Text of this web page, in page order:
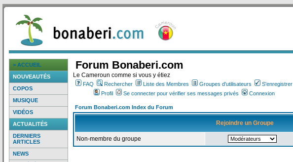
> ACCUEIL
NOUVEAUTÉS
COPOS
MUSIQUE
VIDÉOS
ACTUALITÉS
DERNIERS
ARTICLES
NEWS
Forum Bonaberi.com
Le Cameroun comme si vous y étiez
FAQ Rechercher Liste des Membres Groupes d'utilisateurs
S'enregistrer
Profil
Se connecter pour vérifier ses messages privés Connexion
Forum Bonaberi.com Index du Forum
Rejoindre un Groupe
Non-membre du groupe